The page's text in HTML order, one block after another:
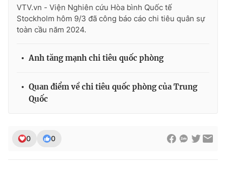
VTV.vn - Viện Nghiên cứu Hòa bình Quốc tế
Stockholm hôm 9/3 đã công báo cáo chi tiêu quân sự
toàn cầu năm 2024.
Anh tăng mạnh chi tiêu quốc phòng
Quan điểm về chi tiêu quốc phòng của Trung
Quốc
0 0